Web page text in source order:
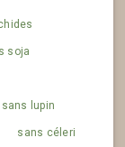
soja
sans lupin
sans céleri